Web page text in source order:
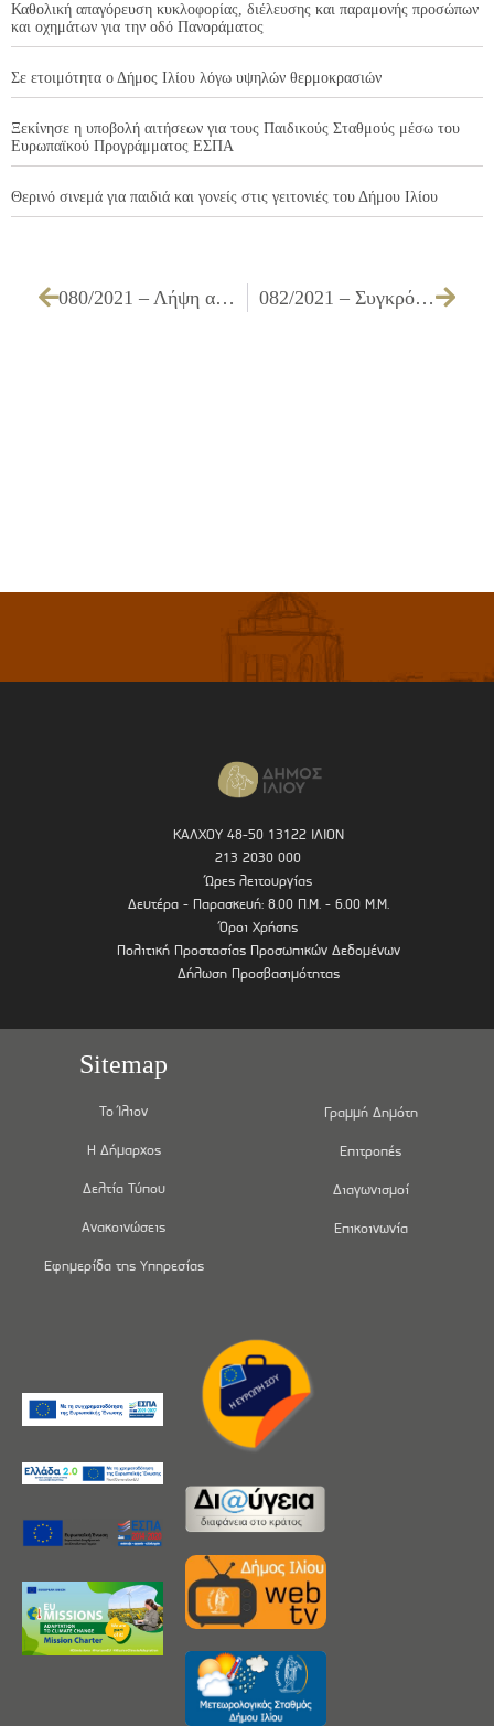
Καθολική απαγόρευση κυκλοφορίας, διέλευσης και παραμονής προσώπων
και οχημάτων για την οδό Πανοράματος
Σε ετοιμότητα ο Δήμος Ιλίου λόγω υψηλών θερμοκρασιών
Ξεκίνησε η υποβολή αιτήσεων για τους Παιδικούς Σταθμούς μέσω του
Ευρωπαϊκού Προγράμματος ΕΣΠΑ
Θερινό σινεμά για παιδιά και γονείς στις γειτονιές του Δήμου Ιλίου
080/2021 – Λήψη απόφασης για την έγκριση του 2ου Τελικού Τακτοποιητικού Ανακεφαλαιωτικού Πίνακα του έργου ΑΝΑΚΑΤΑΣΚΕΥΗ ΚΑΤΕΣΤΡΑΜΜΕΝΩΝ ΚΑΙ ΚΑΤΑΣΚΕΥΗ ΝΕΩΝ ΠΕΖΟΔΡΟΜΙΩΝ ΤΟΥ ΔΗΜΟΥ ΕΡΓ. Α2/14 082/2021 – Συγκρότηση επιτροπής παράδοσης για την εκποίηση με ανακύκλωση φωτιστικών σωμάτων από τους αποθηκευτικούς χώρους του Δήμου Ιλίου
ΚΑΛΧΟΥ 48-50 13122 ΙΛΙΟΝ
213 2030 000
Ώρες λειτουργίας
Δευτέρα - Παρασκευή: 8.00 Π.Μ. - 6.00 Μ.Μ.
Όροι Χρήσης
Πολιτική Προστασίας Προσωπικών Δεδομένων
Δήλωση Προσβασιμότητας
Sitemap
Το Ίλιον
Η Δήμαρχος
Δελτία Τύπου
Ανακοινώσεις
Εφημερίδα της Υπηρεσίας
Γραμμή Δημότη
Επιτροπές
Διαγωνισμοί
Επικοινωνία